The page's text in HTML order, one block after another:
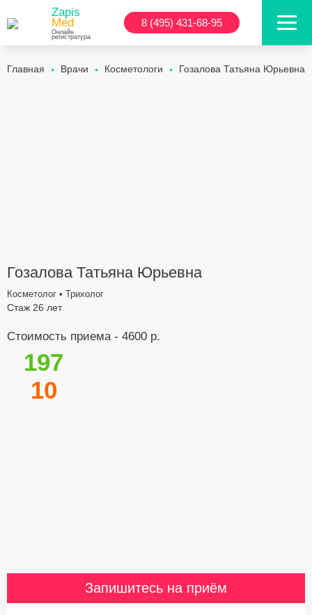
Zapis
Med
Онлайн
регистратура
8 (495) 431-68-95
Главная Врачи Косметологи Гозалова Татьяна Юрьевна
Гозалова Татьяна Юрьевна
Косметолог • Трихолог
Стаж 26 лет
Стоимость приема - 4600 р.
197
10
Запишитесь на приём